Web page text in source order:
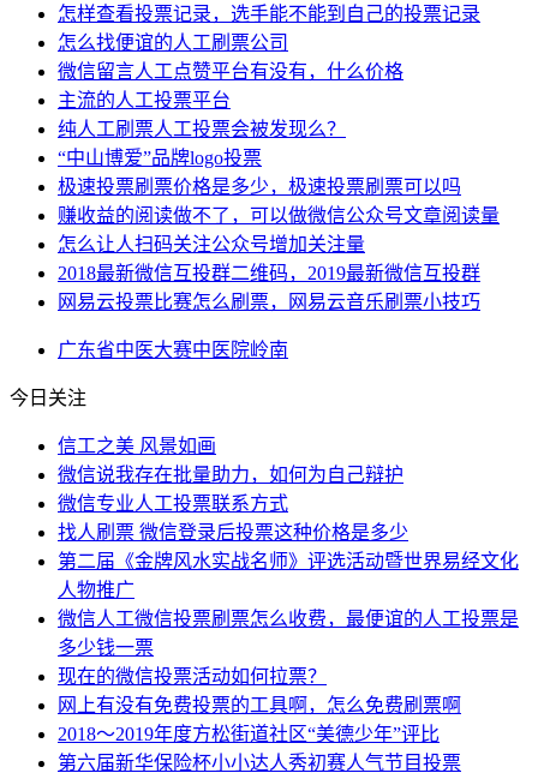
怎样查看投票记录，选手能不能到自己的投票记录
怎么找便谊的人工刷票公司
微信留言人工点赞平台有没有，什么价格
主流的人工投票平台
纯人工刷票人工投票会被发现么？
“中山博爱”品牌logo投票
极速投票刷票价格是多少，极速投票刷票可以吗
赚收益的阅读做不了，可以做微信公众号文章阅读量
怎么让人扫码关注公众号增加关注量
2018最新微信互投群二维码，2019最新微信互投群
网易云投票比赛怎么刷票，网易云音乐刷票小技巧
广东省中医大赛中医院岭南
今日关注
信工之美 风景如画
微信说我存在批量助力，如何为自己辩护
微信专业人工投票联系方式
找人刷票 微信登录后投票这种价格是多少
第二届《金牌风水实战名师》评选活动暨世界易经文化
人物推广
微信人工微信投票刷票怎么收费，最便谊的人工投票是
多少钱一票
现在的微信投票活动如何拉票？
网上有没有免费投票的工具啊，怎么免费刷票啊
2018～2019年度方松街道社区“美德少年”评比
第六届新华保险杯小小达人秀初赛人气节目投票